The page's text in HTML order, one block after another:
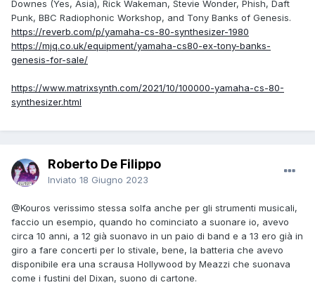
Downes (Yes, Asia), Rick Wakeman, Stevie Wonder, Phish, Daft
Punk, BBC Radiophonic Workshop, and Tony Banks of Genesis.
https://reverb.com/p/yamaha-cs-80-synthesizer-1980
https://mjq.co.uk/equipment/yamaha-cs80-ex-tony-banks-
genesis-for-sale/
https://www.matrixsynth.com/2021/10/100000-yamaha-cs-80-
synthesizer.html
Roberto De Filippo
Inviato 18 Giugno 2023
@Kouros verissimo stessa solfa anche per gli strumenti musicali,
faccio un esempio, quando ho cominciato a suonare io, avevo
circa 10 anni, a 12 già suonavo in un paio di band e a 13 ero già in
giro a fare concerti per lo stivale, bene, la batteria che avevo
disponibile era una scrausa Hollywood by Meazzi che suonava
come i fustini del Dixan, suono di cartone.